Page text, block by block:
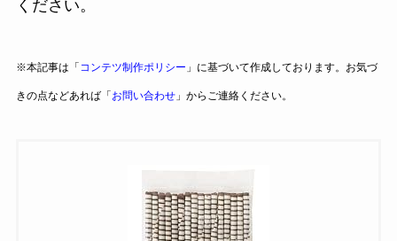
ください。
※本記事は「 コンテツ制作ポリシー 」に基づいて作成しております。お気づ
きの点などあれば「お問い合わせ」からご連絡ください。